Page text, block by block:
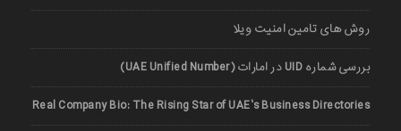
روش های تامین امنیت ویلا
بررسی شماره UID در امارات (UAE Unified Number)
Real Company Bio: The Rising Star of UAE’s Business Directories